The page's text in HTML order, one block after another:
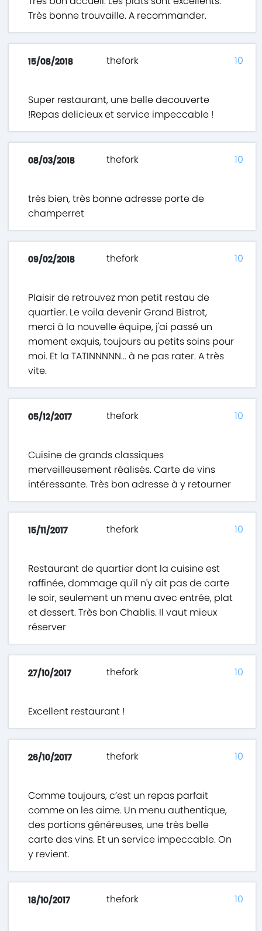
Très bonne trouvaille. A recommander.
15/08/2018 thefork
Super restaurant, une belle decouverte
!Repas delicieux et service impeccable !
10
08/03/2018 thefork
très bien, très bonne adresse porte de
champerret
10
09/02/2018 thefork
Plaisir de retrouvez mon petit restau de
quartier. Le voila devenir Grand Bistrot,
merci à la nouvelle équipe, j'ai passé un
moment exquis, toujours au petits soins pour
moi. Et la TATINNNNN... à ne pas rater. A très
vite.
10
05/12/2017 thefork
Cuisine de grands classiques
merveilleusement réalisés. Carte de vins
intéressante. Très bon adresse à y retourner
10
15/11/2017 thefork
Restaurant de quartier dont la cuisine est
raffinée, dommage qu'il n'y ait pas de carte
le soir, seulement un menu avec entrée, plat
et dessert. Très bon Chablis. Il vaut mieux
réserver
10
27/10/2017 thefork
Excellent restaurant !
10
26/10/2017 thefork
Comme toujours, c’est un repas parfait
comme on les aime. Un menu authentique,
des portions généreuses, une très belle
carte des vins. Et un service impeccable. On
y revient.
10
18/10/2017 thefork 10